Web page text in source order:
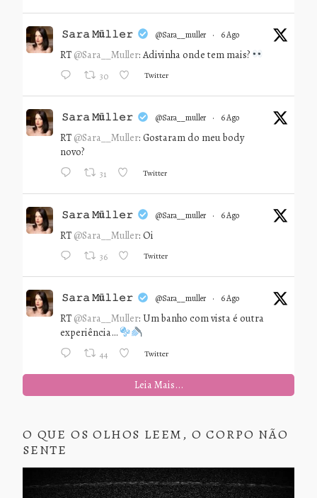
𝚂𝚊𝚛𝚊 𝙼ü𝚕𝚕𝚎𝚛 @sara__muller · 6 Ago
RT @Sara__Muller: Adivinha onde tem mais?
30 Twitter
𝚂𝚊𝚛𝚊 𝙼ü𝚕𝚕𝚎𝚛 @sara__muller · 6 Ago
RT @Sara__Muller: Gostaram do meu body
novo?
31 Twitter
𝚂𝚊𝚛𝚊 𝙼ü𝚕𝚕𝚎𝚛 @sara__muller · 6 Ago
RT @Sara__Muller: Oi
36 Twitter
𝚂𝚊𝚛𝚊 𝙼ü𝚕𝚕𝚎𝚛 @sara__muller · 6 Ago
RT @Sara__Muller: Um banho com vista é outra
experiência…
44 Twitter
Leia Mais...
O QUE OS OLHOS LEEM, O CORPO NÃO
SENTE
de